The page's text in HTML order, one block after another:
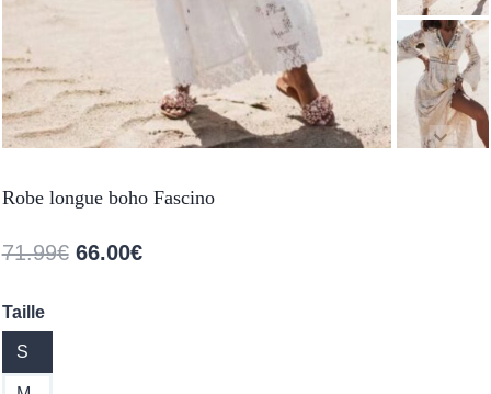
Robe longue boho Fascino
71.99€ Le
66.00€Le
Taille
S